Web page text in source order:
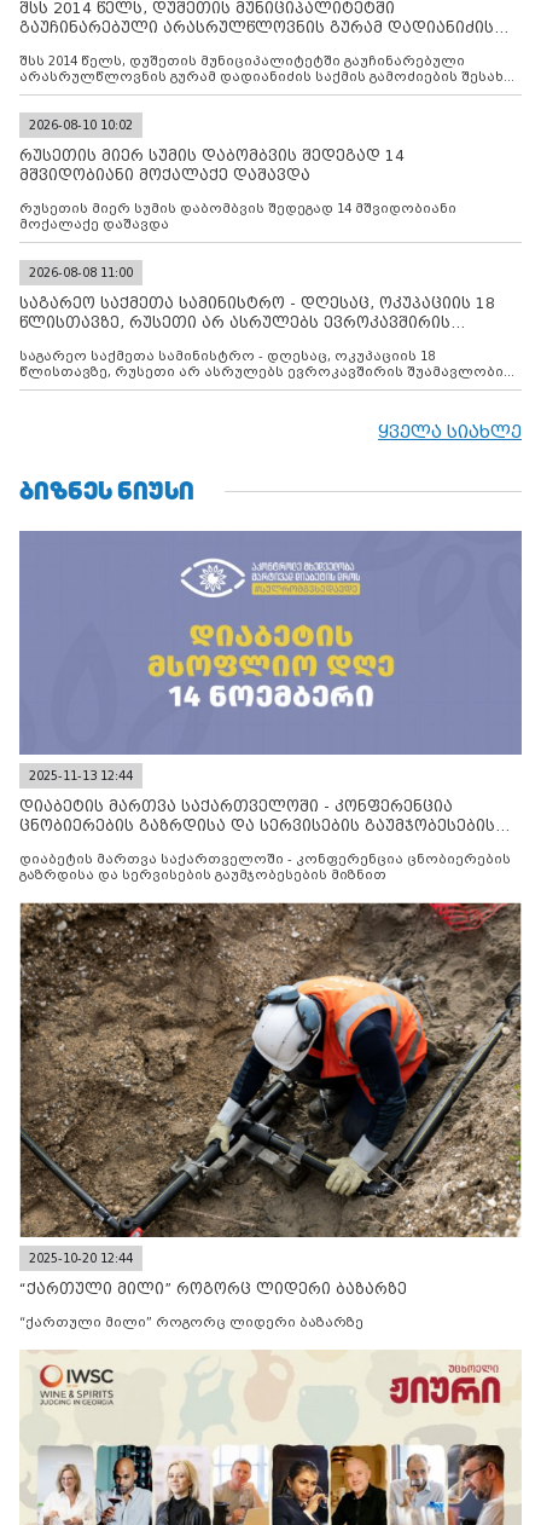
შსს 2014 წელს, დუშეთის მუნიციპალიტეტში
გაუჩინარებული არასრულწლოვნის გურამ დადიანიძის
შსს 2014 წელს, დუშეთის მუნიციპალიტეტში გაუჩინარებული
არასრულწლოვნის გურამ დადიანიძის საქმის გამოძიების შესახებ
ინფორმაციას ავრცელებს
2026-08-10 10:02
რუსეთის მიერ სუმის დაბომბვის შედეგად 14
მშვიდობიანი მოქალაქე დაშავდა
რუსეთის მიერ სუმის დაბომბვის შედეგად 14 მშვიდობიანი
მოქალაქე დაშავდა
2026-08-08 11:00
საგარეო საქმეთა სამინისტრო - დღესაც, ოკუპაციის 18
წლისთავზე, რუსეთი არ ასრულებს ევროკავშირის
საგარეო საქმეთა სამინისტრო - დღესაც, ოკუპაციის 18
წლისთავზე, რუსეთი არ ასრულებს ევროკავშირის შუამავლობით
დადებულ 2008 წლის 12 აგვისტოს ცეცხლის შეწყვეტის
მილიტარიზაციის პროცესს და აქტიურად დგამს ნაბიჯებს მათი
ყველა სიახლე
ᲑᲘᲖᲜᲔᲡ ᲜᲘᲣᲡᲘ
2025-11-13 12:44
დიაბეტის მართვა საქართველოში - კონფერენცია
ცნობიერების გაზრდისა და სერვისების გაუმჯობესების
დიაბეტის მართვა საქართველოში - კონფერენცია ცნობიერების
გაზრდისა და სერვისების გაუმჯობესების მიზნით
2025-10-20 12:44
“ქართული მილი” როგორც ლიდერი ბაზარზე
“ქართული მილი” როგორც ლიდერი ბაზარზე